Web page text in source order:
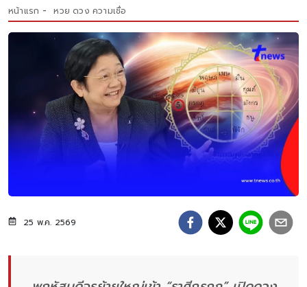
หน้าแรก หวย ดวง ความเชื่อ
25 พ.ค. 2569